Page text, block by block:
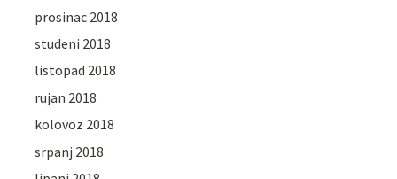
prosinac 2018
studeni 2018
listopad 2018
rujan 2018
kolovoz 2018
srpanj 2018